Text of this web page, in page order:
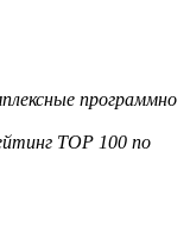
программно
TOP 100 по